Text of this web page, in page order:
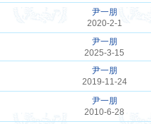
尹一朋
2020-2-1
尹一朋
2025-3-15
尹一朋
2019-11-24
尹一朋
2010-6-28